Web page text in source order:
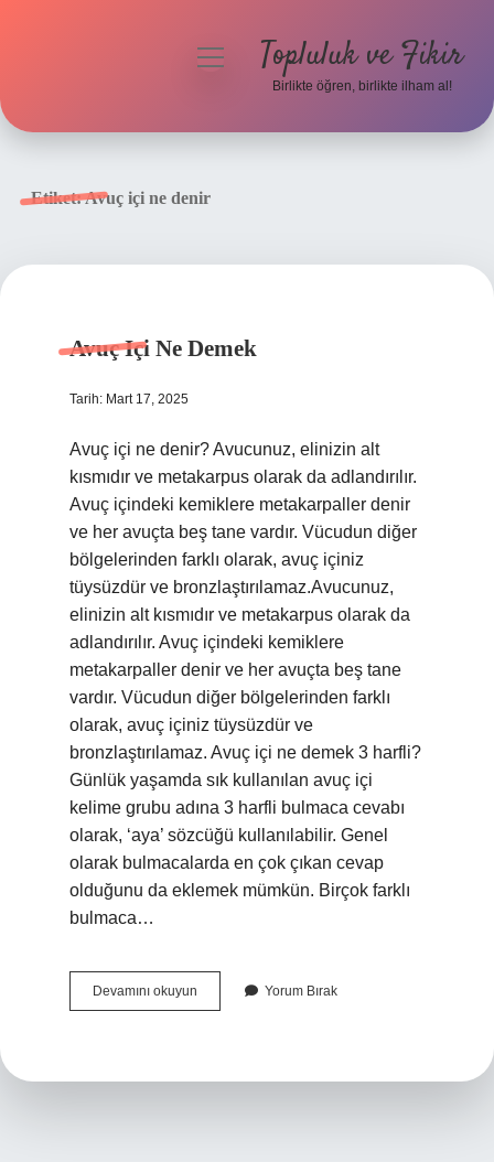
menüyüTopluluk ve Fikir
Birlikte öğren, birlikte ilham al!
Etiket:Avuç içi ne denir
Avuç Içi Ne Demek
Tarih: Mart 17, 2025
Avuç içi ne denir? Avucunuz, elinizin alt
kısmıdır ve metakarpus olarak da adlandırılır.
Avuç içindeki kemiklere metakarpaller denir
ve her avuçta beş tane vardır. Vücudun diğer
bölgelerinden farklı olarak, avuç içiniz
tüysüzdür ve bronzlaştırılamaz.Avucunuz,
elinizin alt kısmıdır ve metakarpus olarak da
adlandırılır. Avuç içindeki kemiklere
metakarpaller denir ve her avuçta beş tane
vardır. Vücudun diğer bölgelerinden farklı
olarak, avuç içiniz tüysüzdür ve
bronzlaştırılamaz. Avuç içi ne demek 3 harfli?
Günlük yaşamda sık kullanılan avuç içi
kelime grubu adına 3 harfli bulmaca cevabı
olarak, ‘aya’ sözcüğü kullanılabilir. Genel
olarak bulmacalarda en çok çıkan cevap
olduğunu da eklemek mümkün. Birçok farklı
bulmaca…
Devamını okuyun
Içi
Yorum Bırak